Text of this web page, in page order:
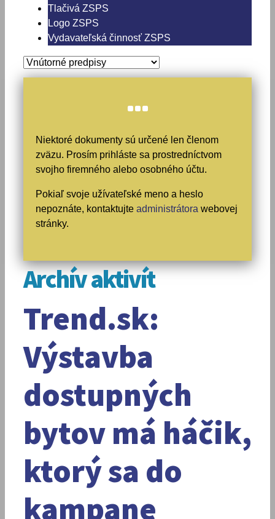
Tlačivá ZSPS
Logo ZSPS
Vydavateľská činnosť ZSPS
Niektoré dokumenty sú určené len členom
zväzu. Prosím prihláste sa prostredníctvom
svojho firemného alebo osobného účtu.
Pokiaľ svoje užívateľské meno a heslo
nepoznáte, kontaktujte administrátora webovej
stránky.
Archív aktivít
Trend.sk:
Výstavba
dostupných
bytov má háčik,
ktorý sa do
kampane